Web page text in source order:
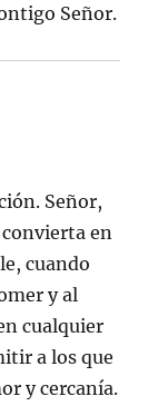
Señor.
Señor,
en
cuando
y al
cualquier
a los que
y cercanía.